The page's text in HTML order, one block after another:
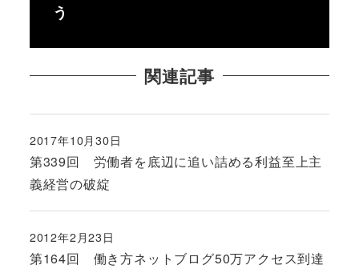
う
関連記事
第339回 労働者を底辺に追い詰める利益至上主
義経営の破綻
投稿日
2017年10月30日
第164回 働き方ネットブログ50万アクセス到達
投稿日
2012年2月23日